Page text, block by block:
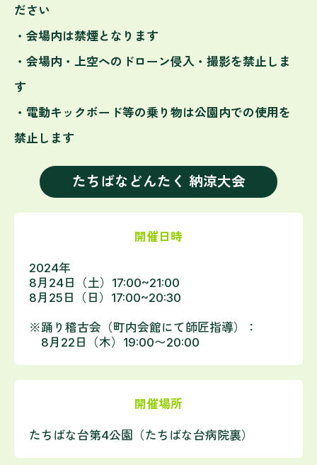
ださい
・会場内は禁煙となります
・会場内・上空へのドローン侵入・撮影を禁止しま
す
・電動キックボード等の乗り物は公園内での使用を
禁止します
たちばなどんたく 納涼大会
開催日時
2024年
8月24日（土）17:00~21:00
8月25日（日）17:00~20:30
※踊り稽古会（町内会館にて師匠指導）：
8月22日（木）19:00〜20:00
開催場所
たちばな台第4公園（たちばな台病院裏）